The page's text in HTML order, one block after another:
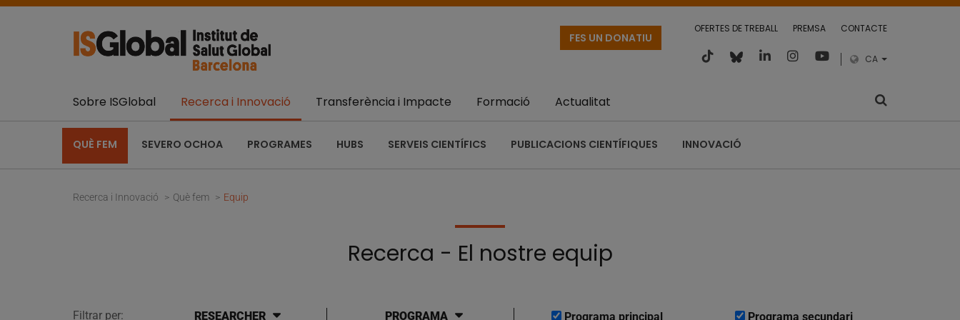
OFERTES DE TREBALL PREMSA CONTACTE
CA
FES UN DONATIU
Sobre ISGlobal Recerca i Innovació
QUÈ FEM SEVERO OCHOA PROGRAMES HUBS SERVEIS CIENTÍFICS PUBLICACIONS CIENTÍFIQUES INNOVACIÓ
Transferència i Impacte Formació Actualitat
Recerca i Innovació Què fem Equip
Recerca - El nostre equip
Filtrar per: RESEARCHER PROGRAMA Programa principal Programa secundari